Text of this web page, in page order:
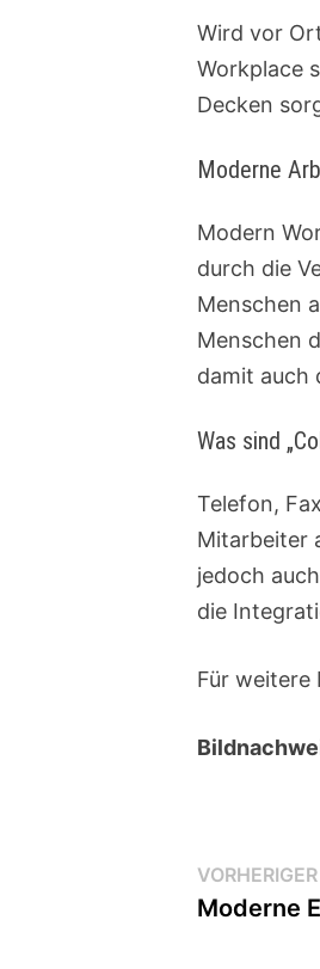
Wird vor
Workplace
Decken
Moderne
Modern
durch die
Menschen
Menschen
damit auch
Was sind
Telefon,
Mitarbeiter
jedoch
die
Für weitere
Moderne